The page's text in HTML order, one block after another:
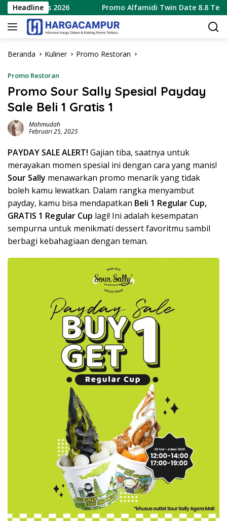
Langsung
ke
konten
Headline
2026 Promo Alfamidi Twin Date 8.8 Terbaru
Beranda Kuliner Promo Restoran
Promo Restoran
Promo Sour Sally Spesial Payday
Sale Beli 1 Gratis 1
Mahmudah
Februari 25, 2025
PAYDAY SALE ALERT! Gajian tiba, saatnya untuk
merayakan momen spesial ini dengan cara yang manis!
Sour Sally menawarkan promo menarik yang tidak
boleh kamu lewatkan. Dalam rangka menyambut
payday, kamu bisa mendapatkan Beli 1 Regular Cup,
GRATIS 1 Regular Cup lagi! Ini adalah kesempatan
sempurna untuk menikmati dessert favoritmu sambil
berbagi kebahagiaan dengan teman.